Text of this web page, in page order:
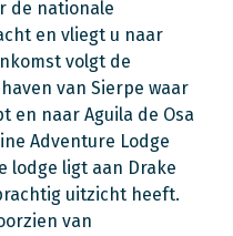
de nationale
en vliegt u naar
volgt de
van Sierpe waar
en naar Aguila de Osa
Adventure Lodge
lodge ligt aan Drake
uitzicht heeft.
van